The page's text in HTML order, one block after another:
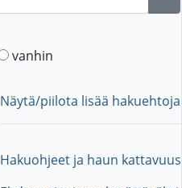
vanhin
Näytä/piilota lisää hakuehtoja
Hakuohjeet ja haun kattavuus